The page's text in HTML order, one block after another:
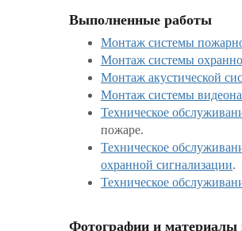
Выполненные работы
Монтаж системы
Монтаж системы
Монтаж акустической
Монтаж системы
Техническое
пожаре.
Техническое
охранной сигнализации.
Техническое
Фотографии и материалы